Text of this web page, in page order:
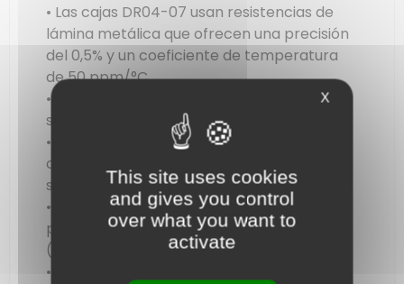
• Las cajas DR04-07 usan resistencias de
lámina metálica que ofrecen una precisión
del 0,5% y un coeficiente de temperatura
de 50 ppm/°C.
• Salida de cada década en conector de
seguridad de 4mm.
• Salidas de pantalla (panel delantero y
carcasa) en conector de tierra de
seguridad.
• Interruptores robustos con calidad
profesional y contactos chapados en oro
(R < 9mΩ).
• Potencia nominal máx.: 0,5 W
X
This site uses cookies
and gives you control
over what you want to
activate